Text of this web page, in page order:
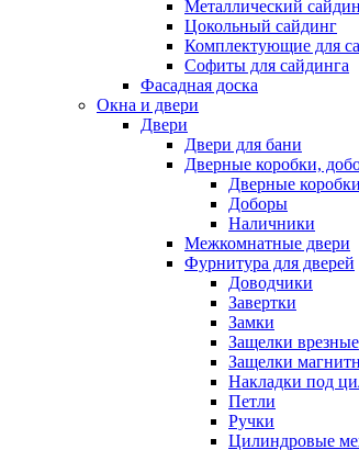
Металлический
Цокольный сайдинг
Комплектующие для
Софиты для сайдинга
Фасадная доска
Окна и двери
Двери
Двери для бани
Дверные коробки,
Дверные коробки
Доборы
Наличники
Межкомнатные двери
Фурнитура для дверей
Доводчики
Завертки
Замки
Защелки врезные
Защелки
Накладки под
Петли
Ручки
Цилиндровые